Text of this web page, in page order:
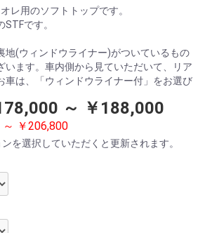
レ用のソフトトップです。
です。
地(ウィンドウライナー)がついているもの
います。車内側から見ていただいて、リア
車は、「ウィンドウライナー付」をお選び
～ ￥188,000
～ ￥206,800
を選択していただくと更新されます。